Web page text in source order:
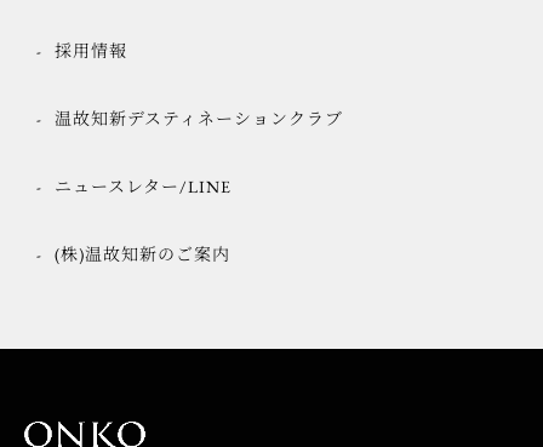
採用情報
温故知新デスティネーションクラブ
ニュースレター/LINE
(株)温故知新のご案内